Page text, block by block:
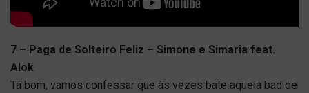
7 – Paga de Solteiro Feliz – Simone e Simaria feat.
Alok
Tá bom, vamos confessar que às vezes bate aquela bad de